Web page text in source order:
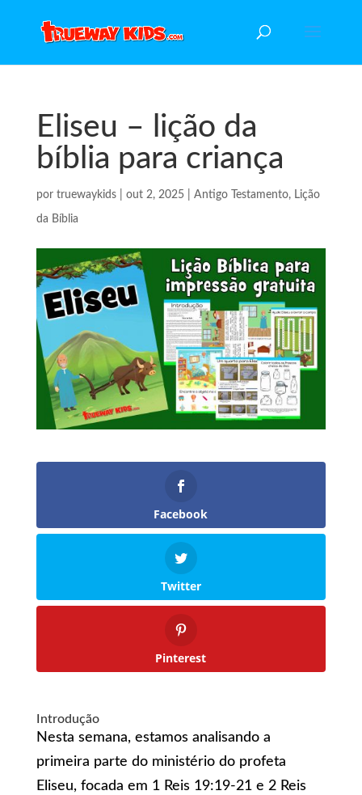
Eliseu – lição da
bíblia para criança
por truewaykids| out 2, 2025| Antigo Testamento, Lição
da Bíblia
Facebook
Twitter
Pinterest
Introdução
Nesta semana, estamos analisando a
primeira parte do ministério do profeta
Eliseu, focada em 1 Reis 19:19-21 e 2 Reis